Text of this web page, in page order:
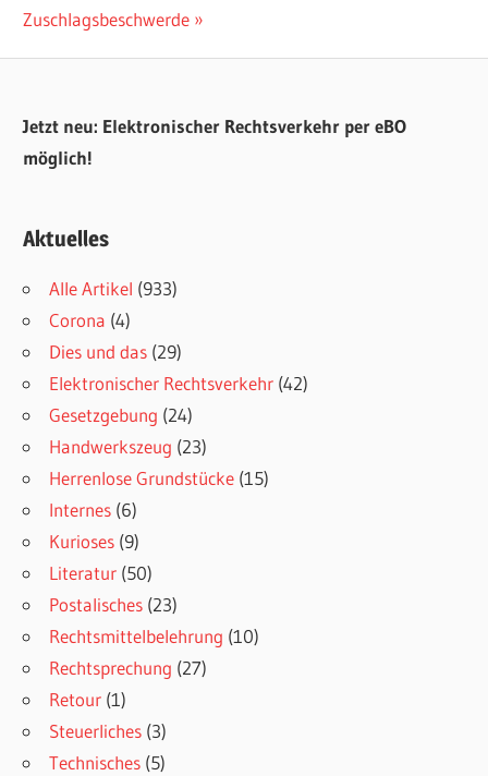
Beitrag:
Zuschlagsbeschwerde
Jetzt neu: Elektronischer Rechtsverkehr per eBO
möglich!
Aktuelles
Alle Artikel (933)
Corona (4)
Dies und das (29)
Elektronischer Rechtsverkehr (42)
Gesetzgebung (24)
Handwerkszeug (23)
Herrenlose Grundstücke (15)
Internes (6)
Kurioses (9)
Literatur (50)
Postalisches (23)
Rechtsmittelbelehrung (10)
Rechtsprechung (27)
Retour (1)
Steuerliches (3)
Technisches (5)